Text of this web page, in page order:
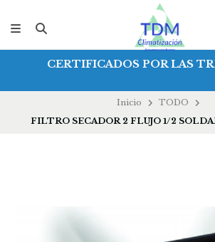
CERTIFICADOS POR LAS
Inicio
TODO
FILTRO SECADOR 2 FLUJO 1/2